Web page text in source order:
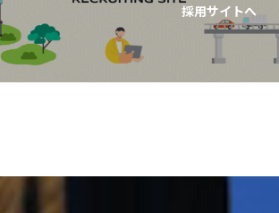
採用サイトへ